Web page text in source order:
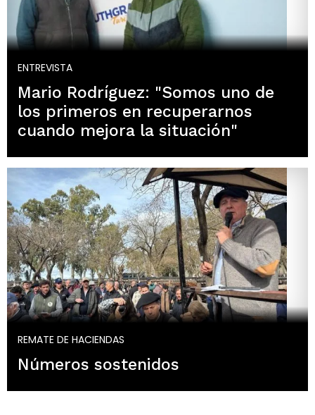
ENTREVISTA
Mario Rodríguez: "Somos uno de
los primeros en recuperarnos
cuando mejora la situación"
REMATE DE HACIENDAS
Números sostenidos